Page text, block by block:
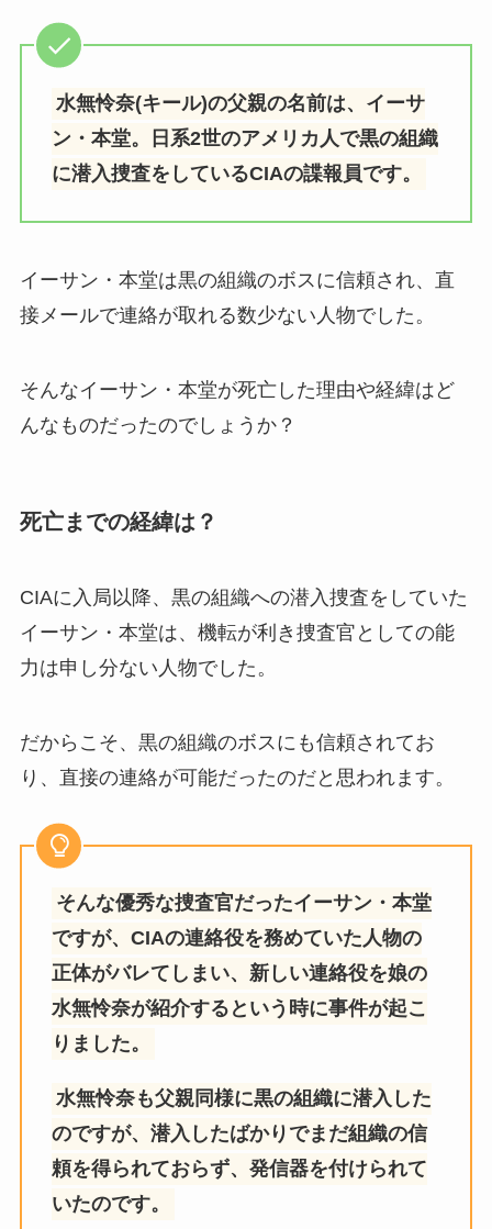
水無怜奈(キール)の父親の名前は、イーサ
ン・本堂。日系2世のアメリカ人で黒の組織
に潜入捜査をしているCIAの諜報員です。
イーサン・本堂は黒の組織のボスに信頼され、直
接メールで連絡が取れる数少ない人物でした。
そんなイーサン・本堂が死亡した理由や経緯はど
んなものだったのでしょうか？
死亡までの経緯は？
CIAに入局以降、黒の組織への潜入捜査をしていた
イーサン・本堂は、機転が利き捜査官としての能
力は申し分ない人物でした。
だからこそ、黒の組織のボスにも信頼されてお
り、直接の連絡が可能だったのだと思われます。
そんな優秀な捜査官だったイーサン・本堂
ですが、CIAの連絡役を務めていた人物の
正体がバレてしまい、新しい連絡役を娘の
水無怜奈が紹介するという時に事件が起こ
りました。
水無怜奈も父親同様に黒の組織に潜入した
のですが、潜入したばかりでまだ組織の信
頼を得られておらず、発信器を付けられて
いたのです。